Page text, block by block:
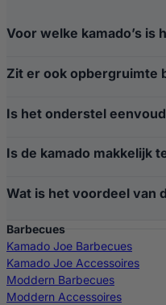
Voor welke kamado’s is
Zit er ook opbergruimte
Is het onderstel
Is de kamado makkelijk
Wat is het voordeel van
Barbecues
Kamado Joe Barbecues
Kamado Joe Accessoires
Moddern Barbecues
Moddern Accessoires